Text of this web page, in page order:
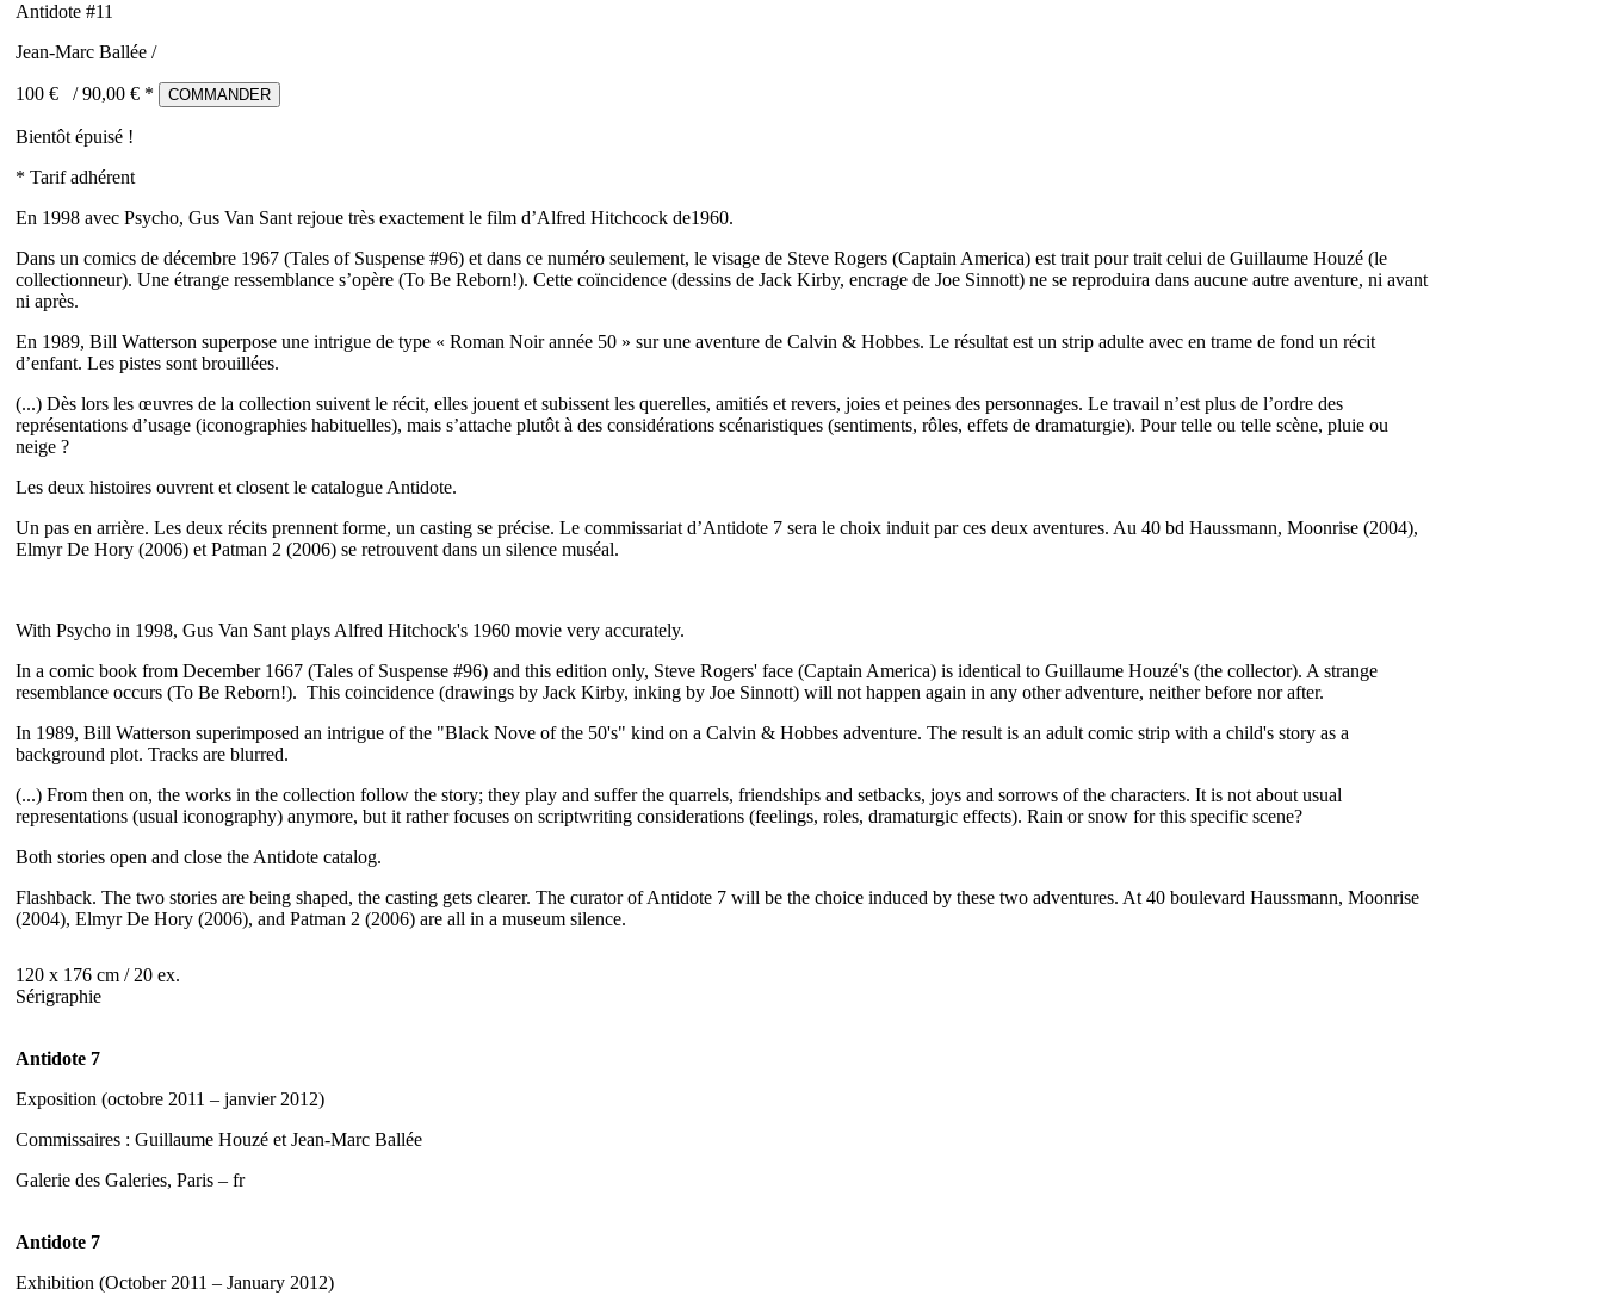
Antidote #11
Jean-Marc Ballée /
100 € /90,00 € * COMMANDER
Bientôt épuisé !
* Tarif adhérent
En 1998 avec Psycho, Gus Van Sant rejoue très exactement le film d’Alfred Hitchcock de1960.
Dans un comics de décembre 1967 (Tales of Suspense #96) et dans ce numéro seulement, le visage de Steve Rogers (Captain America) est trait pour trait celui de Guillaume Houzé (le
collectionneur). Une étrange ressemblance s’opère (To Be Reborn!). Cette coïncidence (dessins de Jack Kirby, encrage de Joe Sinnott) ne se reproduira dans aucune autre aventure, ni avant
ni après.
En 1989, Bill Watterson superpose une intrigue de type « Roman Noir année 50 » sur une aventure de Calvin & Hobbes. Le résultat est un strip adulte avec en trame de fond un récit
d’enfant. Les pistes sont brouillées.
(...) Dès lors les œuvres de la collection suivent le récit, elles jouent et subissent les querelles, amitiés et revers, joies et peines des personnages. Le travail n’est plus de l’ordre des
représentations d’usage (iconographies habituelles), mais s’attache plutôt à des considérations scénaristiques (sentiments, rôles, effets de dramaturgie). Pour telle ou telle scène, pluie ou
neige ?
Les deux histoires ouvrent et closent le catalogue Antidote.
Un pas en arrière. Les deux récits prennent forme, un casting se précise. Le commissariat d’Antidote 7 sera le choix induit par ces deux aventures. Au 40 bd Haussmann, Moonrise (2004),
Elmyr De Hory (2006) et Patman 2 (2006) se retrouvent dans un silence muséal.
With Psycho in 1998, Gus Van Sant plays Alfred Hitchock's 1960 movie very accurately.
In a comic book from December 1667 (Tales of Suspense #96) and this edition only, Steve Rogers' face (Captain America) is identical to Guillaume Houzé's (the collector). A strange
resemblance occurs (To Be Reborn!). This coincidence (drawings by Jack Kirby, inking by Joe Sinnott) will not happen again in any other adventure, neither before nor after.
In 1989, Bill Watterson superimposed an intrigue of the "Black Nove of the 50's" kind on a Calvin & Hobbes adventure. The result is an adult comic strip with a child's story as a
background plot. Tracks are blurred.
(...) From then on, the works in the collection follow the story; they play and suffer the quarrels, friendships and setbacks, joys and sorrows of the characters. It is not about usual
representations (usual iconography) anymore, but it rather focuses on scriptwriting considerations (feelings, roles, dramaturgic effects). Rain or snow for this specific scene?
Both stories open and close the Antidote catalog.
Flashback. The two stories are being shaped, the casting gets clearer. The curator of Antidote 7 will be the choice induced by these two adventures. At 40 boulevard Haussmann, Moonrise
(2004), Elmyr De Hory (2006), and Patman 2 (2006) are all in a museum silence.
120 x 176 cm / 20 ex.
Sérigraphie
Antidote 7
Exposition (octobre 2011 – janvier 2012)
Commissaires : Guillaume Houzé et Jean-Marc Ballée
Galerie des Galeries, Paris – fr
Antidote 7
Exhibition (October 2011 – January 2012)